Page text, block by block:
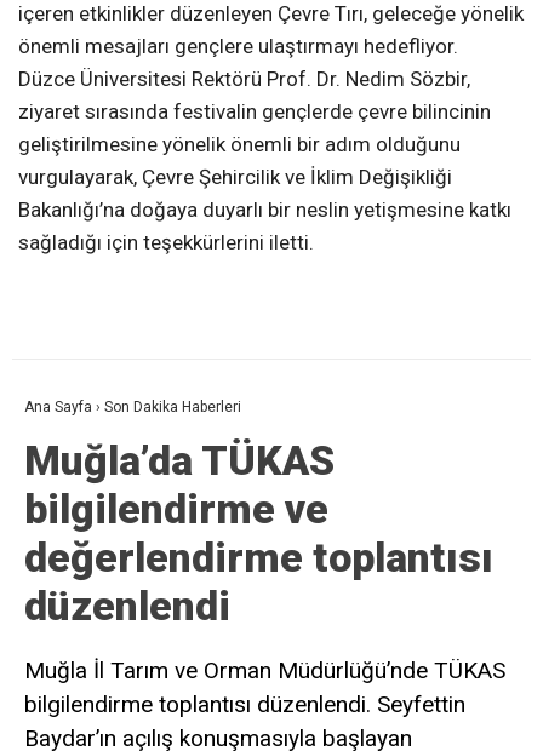
içeren etkinlikler düzenleyen Çevre Tırı, geleceğe yönelik
önemli mesajları gençlere ulaştırmayı hedefliyor.
Düzce Üniversitesi Rektörü Prof. Dr. Nedim Sözbir,
ziyaret sırasında festivalin gençlerde çevre bilincinin
geliştirilmesine yönelik önemli bir adım olduğunu
vurgulayarak, Çevre Şehircilik ve İklim Değişikliği
Bakanlığı’na doğaya duyarlı bir neslin yetişmesine katkı
sağladığı için teşekkürlerini iletti.
Ana Sayfa › Son Dakika Haberleri
Muğla’da TÜKAS
bilgilendirme ve
değerlendirme toplantısı
düzenlendi
Muğla İl Tarım ve Orman Müdürlüğü’nde TÜKAS
bilgilendirme toplantısı düzenlendi. Seyfettin
Baydar’ın açılış konuşmasıyla başlayan